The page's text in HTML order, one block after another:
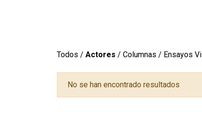
Todos / Actores / Columnas / Ensayos
No se han encontrado resultados